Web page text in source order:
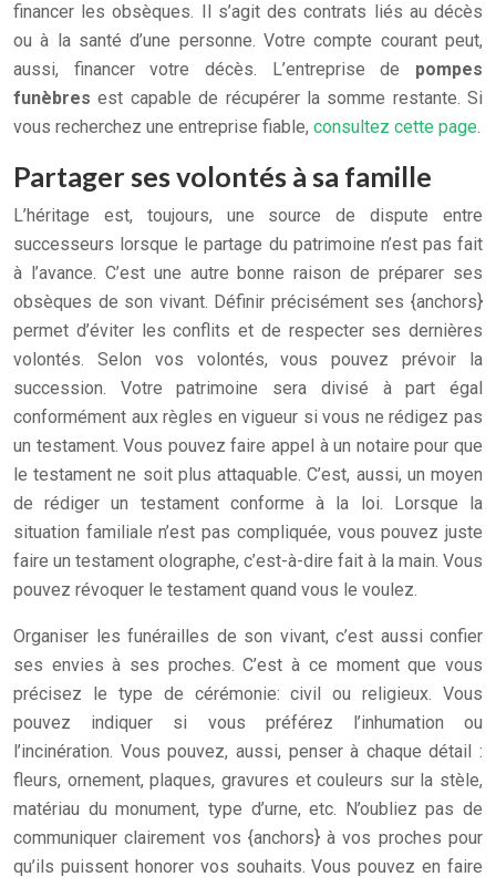
financer les obsèques. Il s’agit des contrats liés au décès
ou à la santé d’une personne. Votre compte courant peut,
aussi, financer votre décès. L’entreprise de pompes
funèbres est capable de récupérer la somme restante. Si
vous recherchez une entreprise fiable, consultez cette page.
Partager ses volontés à sa famille
L’héritage est, toujours, une source de dispute entre
successeurs lorsque le partage du patrimoine n’est pas fait
à l’avance. C’est une autre bonne raison de préparer ses
obsèques de son vivant. Définir précisément ses {anchors}
permet d’éviter les conflits et de respecter ses dernières
volontés. Selon vos volontés, vous pouvez prévoir la
succession. Votre patrimoine sera divisé à part égal
conformément aux règles en vigueur si vous ne rédigez pas
un testament. Vous pouvez faire appel à un notaire pour que
le testament ne soit plus attaquable. C’est, aussi, un moyen
de rédiger un testament conforme à la loi. Lorsque la
situation familiale n’est pas compliquée, vous pouvez juste
faire un testament olographe, c’est-à-dire fait à la main. Vous
pouvez révoquer le testament quand vous le voulez.
Organiser les funérailles de son vivant, c’est aussi confier
ses envies à ses proches. C’est à ce moment que vous
précisez le type de cérémonie: civil ou religieux. Vous
pouvez indiquer si vous préférez l’inhumation ou
l’incinération. Vous pouvez, aussi, penser à chaque détail :
fleurs, ornement, plaques, gravures et couleurs sur la stèle,
matériau du monument, type d’urne, etc. N’oubliez pas de
communiquer clairement vos {anchors} à vos proches pour
qu’ils puissent honorer vos souhaits. Vous pouvez en faire